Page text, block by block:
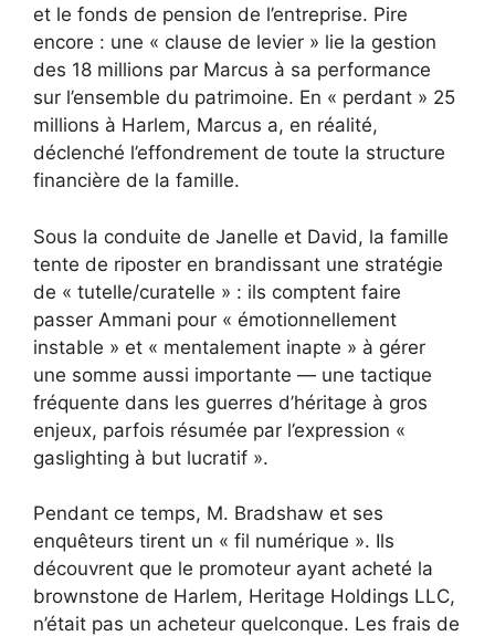
et le fonds de pension de l’entreprise. Pire
encore : une « clause de levier » lie la gestion
des 18 millions par Marcus à sa performance
sur l’ensemble du patrimoine. En « perdant » 25
millions à Harlem, Marcus a, en réalité,
déclenché l’effondrement de toute la structure
financière de la famille.
Sous la conduite de Janelle et David, la famille
tente de riposter en brandissant une stratégie
de « tutelle/curatelle » : ils comptent faire
passer Ammani pour « émotionnellement
instable » et « mentalement inapte » à gérer
une somme aussi importante — une tactique
fréquente dans les guerres d’héritage à gros
enjeux, parfois résumée par l’expression «
gaslighting à but lucratif ».
Pendant ce temps, M. Bradshaw et ses
enquêteurs tirent un « fil numérique ». Ils
découvrent que le promoteur ayant acheté la
brownstone de Harlem, Heritage Holdings LLC,
n’était pas un acheteur quelconque. Les frais de